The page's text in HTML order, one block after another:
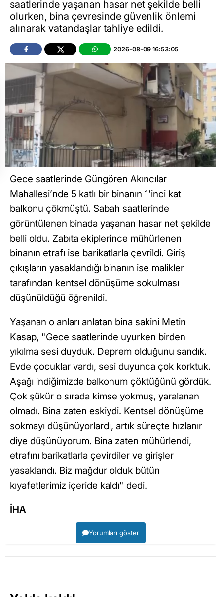
saatlerinde yaşanan hasar net şekilde belli
olurken, bina çevresinde güvenlik önlemi
alınarak vatandaşlar tahliye edildi.
2026-08-09 16:53:05
Gece saatlerinde Güngören Akıncılar
Mahallesi’nde 5 katlı bir binanın 1’inci kat
balkonu çökmüştü. Sabah saatlerinde
görüntülenen binada yaşanan hasar net şekilde
belli oldu. Zabıta ekiplerince mühürlenen
binanın etrafı ise barikatlarla çevrildi. Giriş
çıkışların yasaklandığı binanın ise malikler
tarafından kentsel dönüşüme sokulması
düşünüldüğü öğrenildi.
Yaşanan o anları anlatan bina sakini Metin
Kasap, "Gece saatlerinde uyurken birden
yıkılma sesi duyduk. Deprem olduğunu sandık.
Evde çocuklar vardı, sesi duyunca çok korktuk.
Aşağı indiğimizde balkonum çöktüğünü gördük.
Çok şükür o sırada kimse yokmuş, yaralanan
olmadı. Bina zaten eskiydi. Kentsel dönüşüme
sokmayı düşünüyorlardı, artık süreçte hızlanır
diye düşünüyorum. Bina zaten mühürlendi,
etrafını barikatlarla çevirdiler ve girişler
yasaklandı. Biz mağdur olduk bütün
kıyafetlerimiz içeride kaldı" dedi.
İHA
Yorumları göster